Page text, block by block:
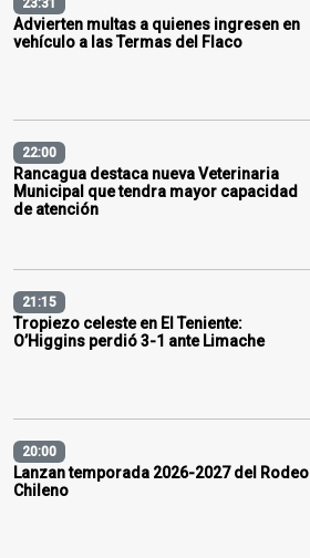
23:31
Advierten multas a quienes ingresen en
vehículo a las Termas del Flaco
22:00
Rancagua destaca nueva Veterinaria
Municipal que tendra mayor capacidad
de atención
21:15
Tropiezo celeste en El Teniente:
O’Higgins perdió 3-1 ante Limache
20:00
Lanzan temporada 2026-2027 del Rodeo
Chileno